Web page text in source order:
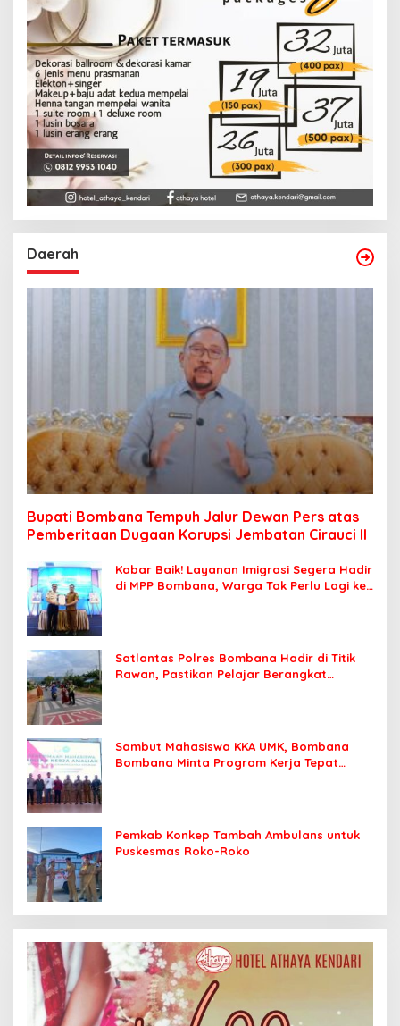
Daerah
Bupati Bombana Tempuh Jalur Dewan Pers atas
Pemberitaan Dugaan Korupsi Jembatan Cirauci II
Kabar Baik! Layanan Imigrasi Segera Hadir
di MPP Bombana, Warga Tak Perlu Lagi ke
Satlantas Polres Bombana Hadir di Titik
Rawan, Pastikan Pelajar Berangkat
Sambut Mahasiswa KKA UMK, Bombana
Bombana Minta Program Kerja Tepat
Pemkab Konkep Tambah Ambulans untuk
Puskesmas Roko-Roko